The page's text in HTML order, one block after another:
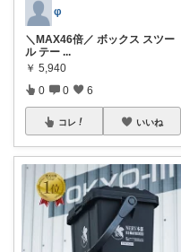
φ
＼MAX46倍／ ボックス スツー
ル テー ...
￥ 5,940
0 0 6
コレ いいね